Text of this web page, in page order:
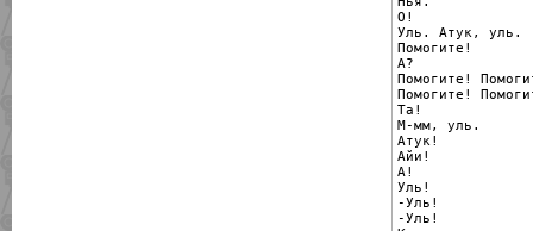
О!
Уль. Атук, уль.
Помогите!
А?
Помогите!
Помогите!
Та!
М-мм, уль.
Атук!
Айи!
А!
Уль!
-Уль!
-Уль!